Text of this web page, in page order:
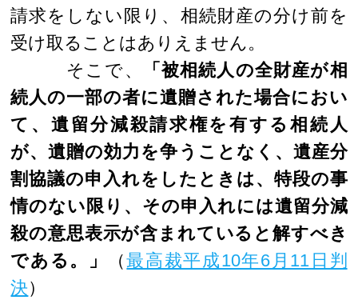
請求をしない限り、相続財産の分け前を
受け取ることはありえません。
そこで、
「被相続人の全財産が相
続人の一部の者に遺贈された場合におい
て、遺留分減殺請求権を有する相続人
が、遺贈の効力を争うことなく、遺産分
割協議の申入れをしたときは、特段の事
情のない限り、その申入れには遺留分減
殺の意思表示が含まれていると解すべき
である。」
（最高裁平成10年6月11日判
決）